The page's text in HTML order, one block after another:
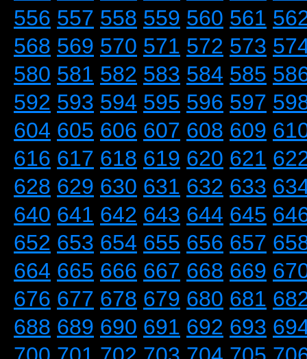
556 557 558 559 560 561
568 569 570 571 572 573
580 581 582 583 584 585
592 593 594 595 596 597
604 605 606 607 608 609
616 617 618 619 620 621
628 629 630 631 632 633
640 641 642 643 644 645
652 653 654 655 656 657
664 665 666 667 668 669
676 677 678 679 680 681
688 689 690 691 692 693